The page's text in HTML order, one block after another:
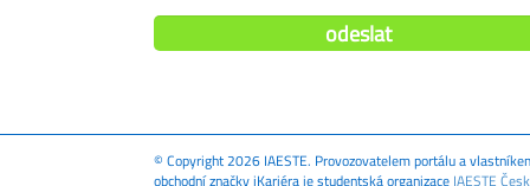
© Copyright 2026 IAESTE. Provozovatelem portálu a
obchodní značky iKariéra je studentská organizace IAESTE